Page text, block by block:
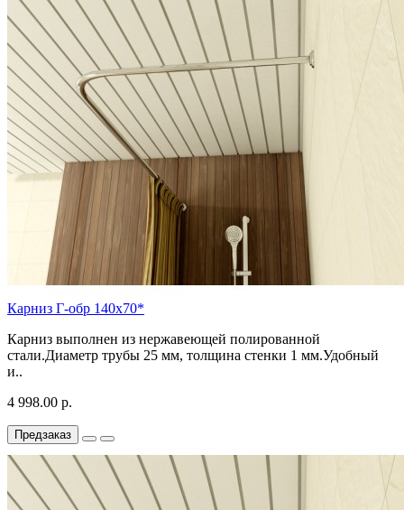
Карниз Г-обр 140х70*
Карниз выполнен из нержавеющей полированной
стали.Диаметр трубы 25 мм, толщина стенки 1 мм.Удобный
и..
4 998.00 р.
Предзаказ